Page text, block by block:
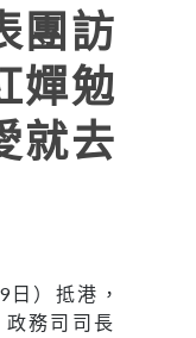
團訪
嬋勉
就去
）抵港，
務司司長